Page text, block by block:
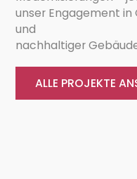
unser Engagement
und
nachhaltiger
ALLE PROJEKTE